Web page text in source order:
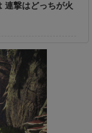
連撃はどっちが火